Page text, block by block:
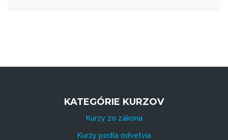
KATEGÓRIE KURZOV
Kurzy zo zákona
Kurzy podľa odvetvia